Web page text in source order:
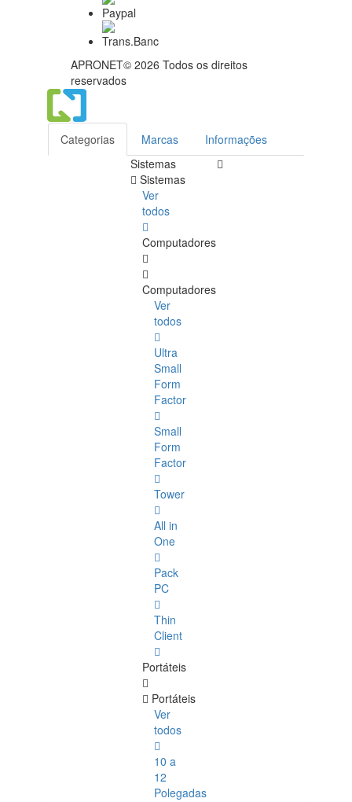
APRONET© 2026 Todos os direitos
reservados
Categorias Marcas
Informações
Sistemas
Sistemas
Ver
todos
Computadores
Computadores
Ver
todos
Ultra
Small
Form
Factor
Small
Form
Factor
Tower
All in
One
Pack
PC
Thin
Client
Portáteis
Portáteis
Ver
todos
10 a
12
Polegadas